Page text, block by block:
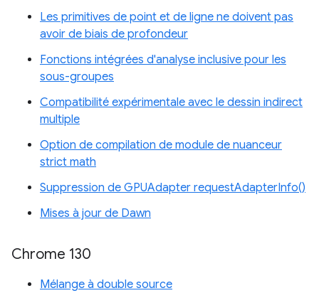
Les primitives de point et de ligne ne doivent pas
avoir de biais de profondeur
Fonctions intégrées d'analyse inclusive pour les
sous-groupes
Compatibilité expérimentale avec le dessin indirect
multiple
Option de compilation de module de nuanceur
strict math
Suppression de GPUAdapter requestAdapterInfo()
Mises à jour de Dawn
Chrome 130
Mélange à double source